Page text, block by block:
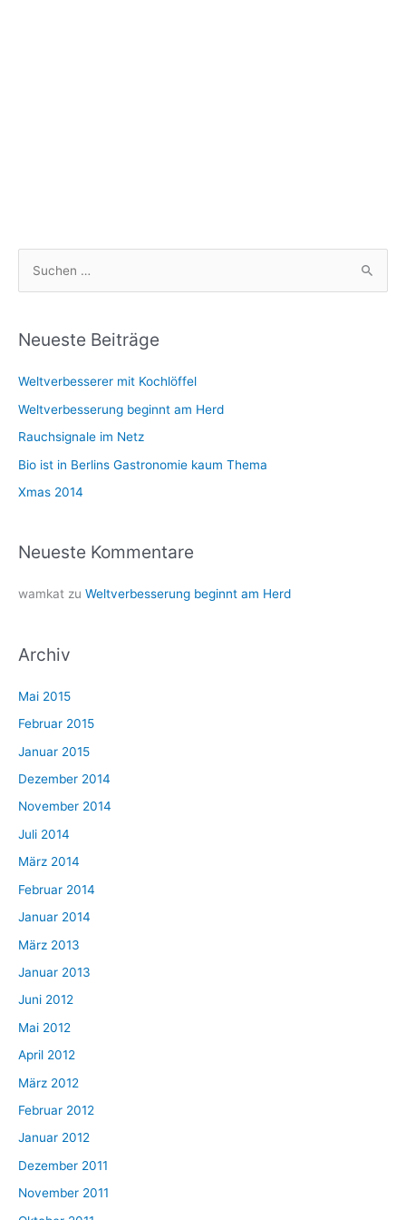
h
n
n
a
Neueste Beiträge
Weltverbesserer mit Kochlöffel
Weltverbesserung beginnt am Herd
Rauchsignale im Netz
Bio ist in Berlins Gastronomie kaum Thema
Xmas 2014
Neueste Kommentare
wamkat zu Weltverbesserung beginnt am Herd
Archiv
Mai 2015
Februar 2015
Januar 2015
Dezember 2014
November 2014
Juli 2014
März 2014
Februar 2014
Januar 2014
März 2013
Januar 2013
Juni 2012
Mai 2012
April 2012
März 2012
Februar 2012
Januar 2012
Dezember 2011
November 2011